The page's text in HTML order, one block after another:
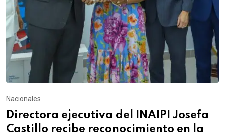
Nacionales
Directora ejecutiva del INAIPI Josefa
Castillo recibe reconocimiento en la